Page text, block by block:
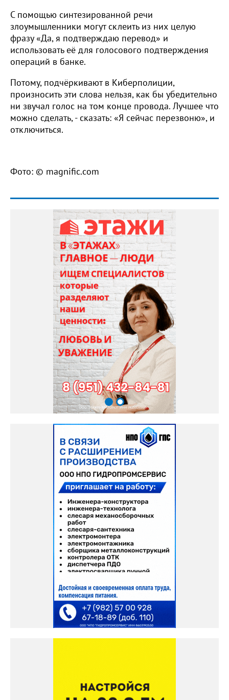
С помощью синтезированной речи
злоумышленники могут склеить из них целую
фразу «Да, я подтверждаю перевод» и
использовать её для голосового подтверждения
операций в банке.
Потому, подчёркивают в Киберполиции,
произносить эти слова нельзя, как бы убедительно
ни звучал голос на том конце провода. Лучшее что
можно сделать, - сказать: «Я сейчас перезвоню», и
отключиться.
Фото: © magnific.com